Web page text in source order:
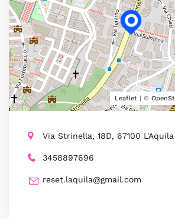
Leaflet | ©
Via Strinella, 18D, 67100 L'Aquila
3458897696
reset.laquila@gmail.com